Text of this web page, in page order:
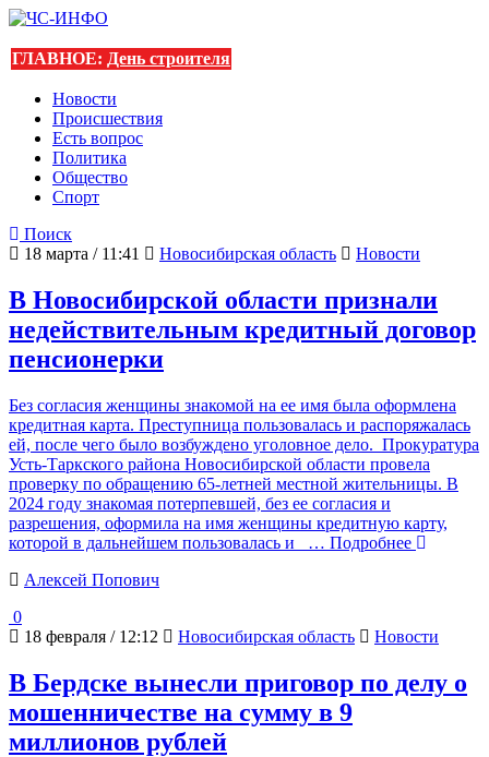
ГЛАВНОЕ: День строителя
Новости
Происшествия
Есть вопрос
Политика
Общество
Спорт
Поиск
18 марта / 11:41
Новосибирская область Новости
В Новосибирской области признали
недействительным кредитный договор
пенсионерки
Без согласия женщины знакомой на ее имя была оформлена
кредитная карта. Преступница пользовалась и распоряжалась
ей, после чего было возбуждено уголовное дело. Прокуратура
Усть-Таркского района Новосибирской области провела
проверку по обращению 65-летней местной жительницы. В
2024 году знакомая потерпевшей, без ее согласия и
разрешения, оформила на имя женщины кредитную карту,
которой в дальнейшем пользовалась и
… Подробнее
Алексей Попович
0
18 февраля / 12:12
Новосибирская область Новости
В Бердске вынесли приговор по делу о
мошенничестве на сумму в 9
миллионов рублей